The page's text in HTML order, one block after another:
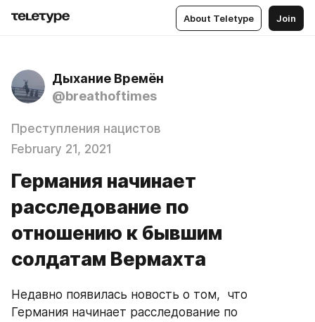
About Teletype Join
Дыхание Времён
@breathoftimes
Преступления нацистов
February 21, 2021
Германия начинает
расследование по
отношению к бывшим
солдатам Вермахта
Недавно появилась новость о том,  что
Германия начинает расследование по